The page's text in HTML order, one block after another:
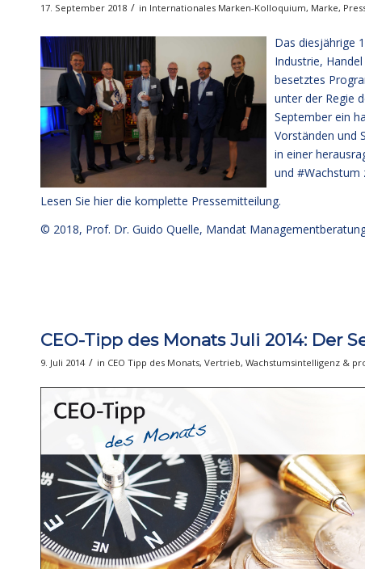
17. September 2018 / in Internationales Marken-Kolloquium, Marke,
Das diesjährige
Industrie,
besetztes
unter der Regie
September ein
Vorständen und
in einer
und #Wachstum
Lesen Sie hier die komplette Pressemitteilung.
© 2018, Prof. Dr. Guido Quelle, Mandat
CEO-Tipp des Monats Juli 2014: Der
9. Juli 2014 / in CEO Tipp des Monats, Vertrieb, Wachstumsintelligenz &